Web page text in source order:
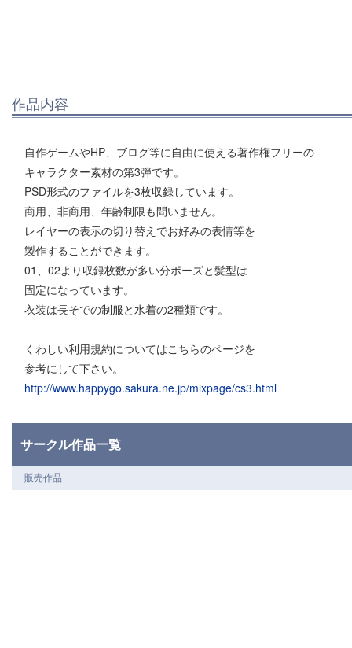
作品内容
自作ゲームやHP、ブログ等に自由に使える著作権フリーの
キャラクター素材の第3弾です。
PSD形式のファイルを3枚収録しています。
商用、非商用、年齢制限も問いません。
レイヤーの表示の切り替えでお好みの表情等を
製作することができます。
01、02より収録枚数が多い分ポーズと髪型は
固定になっています。
衣装は長そでの制服と水着の2種類です。
くわしい利用規約についてはこちらのページを
参考にして下さい。
http://www.happygo.sakura.ne.jp/mixpage/cs3.html
サークル作品一覧
販売作品